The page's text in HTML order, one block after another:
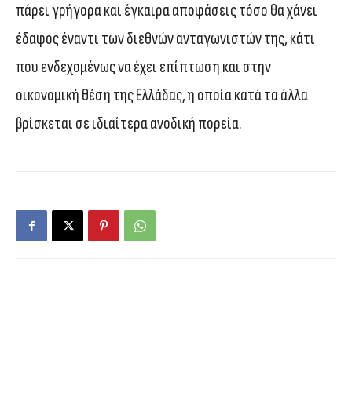
πάρει γρήγορα και έγκαιρα αποφάσεις τόσο θα χάνει
έδαφος έναντι των διεθνών ανταγωνιστών της, κάτι
που ενδεχομένως να έχει επίπτωση και στην
οικονομική θέση της Ελλάδας, η οποία κατά τα άλλα
βρίσκεται σε ιδιαίτερα ανοδική πορεία.